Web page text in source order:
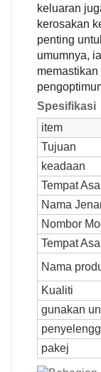
keluaran
kerosakan
penting
umumnya,
Spesifikasi
item
Tujuan
keadaan
Tempat Asal
Nama
Nombor
Tempat Asal
Nama
Kualiti
gunakan
pakej